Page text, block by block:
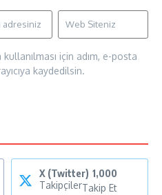
için adım, e-posta
kaydedilsin.
X (Twitter) 1,000
TakipçilerTakip Et